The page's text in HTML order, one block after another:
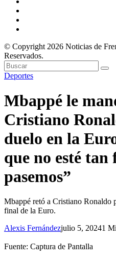
© Copyright 2026 Noticias de
Reservados.
Deportes
Mbappé le
Cristiano
duelo en la
que no esté tan
pasemos”
Mbappé retó a Cristiano Ronaldo
final de la Euro.
Alexis Fernándezjulio 5, 20241
Fuente: Captura de Pantalla